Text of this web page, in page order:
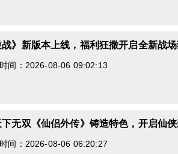
战》新版本上线，福利狂撒开启全新战场
间：2026-08-06 09:02:13
下无双《仙侣外传》铸造特色，开启仙
间：2026-08-06 06:20:27